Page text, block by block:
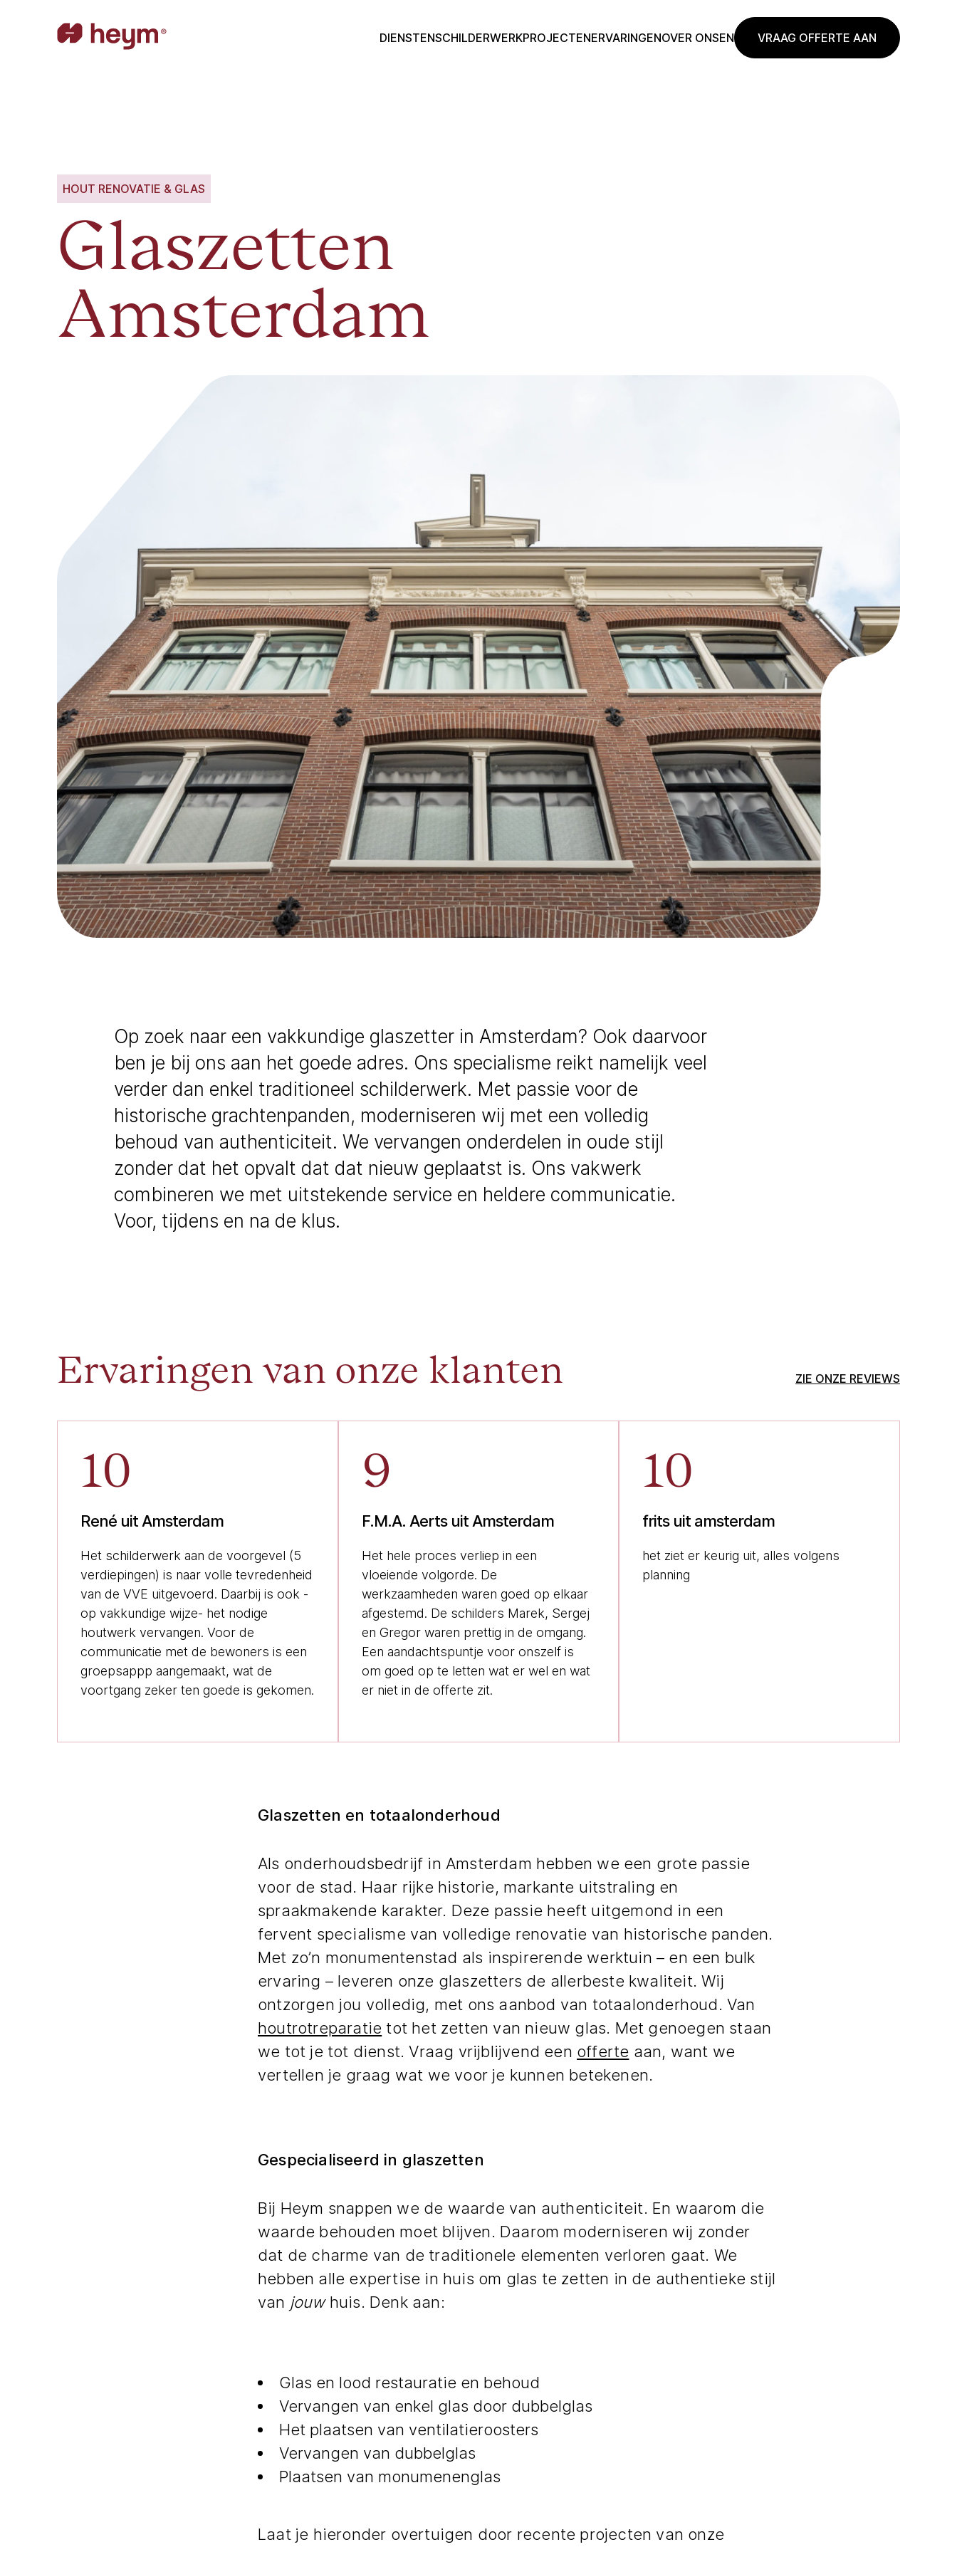
DIENSTENSCHILDERWERKPROJECTENERVARINGENOVER ONSEN VRAAG OFFERTE AAN
HOUT RENOVATIE & GLAS
Glaszetten
Amsterdam
Op zoek naar een vakkundige glaszetter in Amsterdam? Ook daarvoor
ben je bij ons aan het goede adres. Ons specialisme reikt namelijk veel
verder dan enkel traditioneel schilderwerk. Met passie voor de
historische grachtenpanden, moderniseren wij met een volledig
behoud van authenticiteit. We vervangen onderdelen in oude stijl
zonder dat het opvalt dat dat nieuw geplaatst is. Ons vakwerk
combineren we met uitstekende service en heldere communicatie.
Voor, tijdens en na de klus.
Ervaringen van onze klanten ZIE ONZE REVIEWS
10
René uit Amsterdam
Het schilderwerk aan de voorgevel (5
verdiepingen) is naar volle tevredenheid
van de VVE uitgevoerd. Daarbij is ook -
op vakkundige wijze- het nodige
houtwerk vervangen. Voor de
communicatie met de bewoners is een
groepsappp aangemaakt, wat de
voortgang zeker ten goede is gekomen.
9
F.M.A. Aerts uit Amsterdam
Het hele proces verliep in een
vloeiende volgorde. De
werkzaamheden waren goed op elkaar
afgestemd. De schilders Marek, Sergej
en Gregor waren prettig in de omgang.
Een aandachtspuntje voor onszelf is
om goed op te letten wat er wel en wat
er niet in de offerte zit.
10
frits uit amsterdam
het ziet er keurig uit, alles volgens
planning
Glaszetten en totaalonderhoud
Als onderhoudsbedrijf in Amsterdam hebben we een grote passie
voor de stad. Haar rijke historie, markante uitstraling en
spraakmakende karakter. Deze passie heeft uitgemond in een
fervent specialisme van volledige renovatie van historische panden.
Met zo’n monumentenstad als inspirerende werktuin – en een bulk
ervaring – leveren onze glaszetters de allerbeste kwaliteit. Wij
ontzorgen jou volledig, met ons aanbod van totaalonderhoud. Van
houtrotreparatie tot het zetten van nieuw glas. Met genoegen staan
we tot je tot dienst. Vraag vrijblijvend een offerte aan, want we
vertellen je graag wat we voor je kunnen betekenen.
Gespecialiseerd in glaszetten
Bij Heym snappen we de waarde van authenticiteit. En waarom die
waarde behouden moet blijven. Daarom moderniseren wij zonder
dat de charme van de traditionele elementen verloren gaat. We
hebben alle expertise in huis om glas te zetten in de authentieke stijl
van jouwhuis. Denk aan:
Glas en lood restauratie en behoud
Vervangen van enkel glas door dubbelglas
Het plaatsen van ventilatieroosters
Vervangen van dubbelglas
Plaatsen van monumenenglas
Laat je hieronder overtuigen door recente projecten van onze